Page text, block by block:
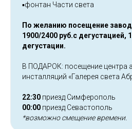
▪️фонтан Части света
По желанию посещение
1900/2400 руб.с дегустацией,
дегустации.
В ПОДАРОК: посещение центра
инсталляций «Галерея света
22:30 приезд Симферополь
00:00 приезд Севастополь
*возможно смещение времени.